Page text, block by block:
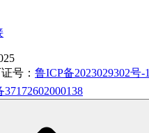
号： 鲁ICP备2023029302号-1